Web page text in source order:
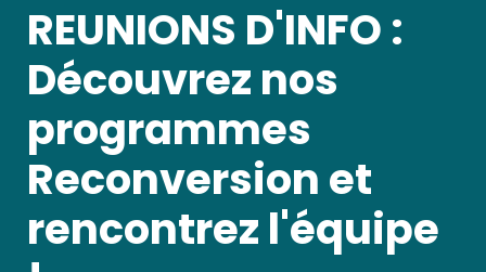
REUNIONS D'INFO :
Découvrez nos
programmes
Reconversion et
rencontrez l'équipe